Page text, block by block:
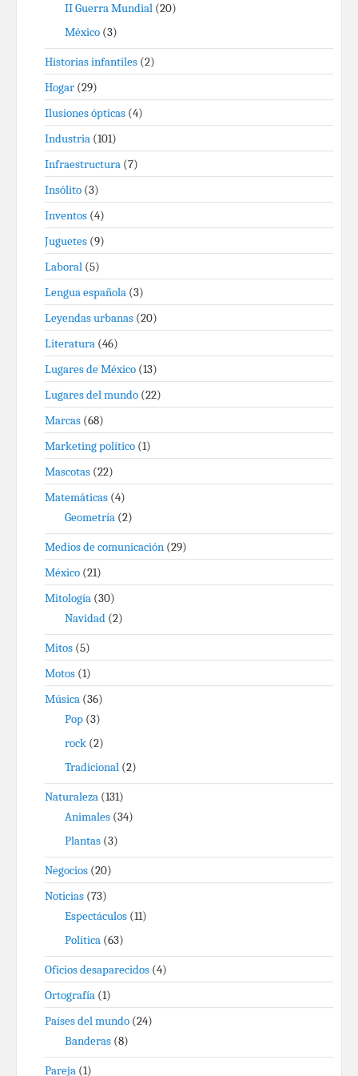
II Guerra Mundial (20)
México (3)
Historias infantiles (2)
Hogar (29)
Ilusiones ópticas (4)
Industria (101)
Infraestructura (7)
Insólito (3)
Inventos (4)
Juguetes (9)
Laboral (5)
Lengua española (3)
Leyendas urbanas (20)
Literatura (46)
Lugares de México (13)
Lugares del mundo (22)
Marcas (68)
Marketing político (1)
Mascotas (22)
Matemáticas (4)
Geometría (2)
Medios de comunicación (29)
México (21)
Mitología (30)
Navidad (2)
Mitos (5)
Motos (1)
Música (36)
Pop (3)
rock (2)
Tradicional (2)
Naturaleza (131)
Animales (34)
Plantas (3)
Negocios (20)
Noticias (73)
Espectáculos (11)
Política (63)
Oficios desaparecidos (4)
Ortografía (1)
Países del mundo (24)
Banderas (8)
Pareja (1)